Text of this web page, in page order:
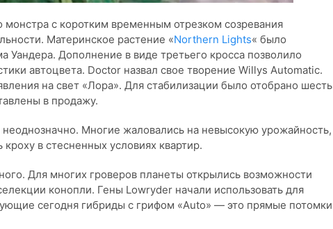
с коротким временным отрезком созревания
Материнское растение «Northern Lights« было
Дополнение в виде третьего кросса позволило
автоцвета. Doctor назвал свое творение Willys Automatic.
на свет «Лора». Для стабилизации было отобрано шесть
в продажу.
Многие жаловались на невысокую урожайность,
в стесненных условиях квартир.
Для многих гроверов планеты открылись возможности
конопли. Гены Lowryder начали использовать для
сегодня гибриды с грифом «Auto» — это прямые потомки